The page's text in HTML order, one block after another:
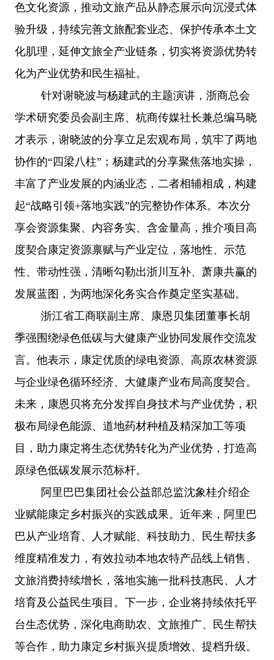
色文化资源，推动文旅产品从静态展示向沉浸式体
验升级，持续完善文旅配套业态、保护传承本土文
化肌理，延伸文旅全产业链条，切实将资源优势转
化为产业优势和民生福祉。
针对谢晓波与杨建武的主题演讲，浙商总会
学术研究委员会副主席、杭商传媒社长兼总编马晓
才表示，谢晓波的分享立足宏观布局，筑牢了两地
协作的“四梁八柱”；杨建武的分享聚焦落地实操，
丰富了产业发展的内涵业态，二者相辅相成，构建
起“战略引领+落地实践”的完整协作体系。本次分
享会资源集聚、内容务实、含金量高，推介项目高
度契合康定资源禀赋与产业定位，落地性、示范
性、带动性强，清晰勾勒出浙川互补、萧康共赢的
发展蓝图，为两地深化务实合作奠定坚实基础。
浙江省工商联副主席、康恩贝集团董事长胡
季强围绕绿色低碳与大健康产业协同发展作交流发
言。他表示，康定优质的绿电资源、高原农林资源
与企业绿色循环经济、大健康产业布局高度契合。
未来，康恩贝将充分发挥自身技术与产业优势，积
极布局绿色能源、道地药材种植及精深加工等项
目，助力康定将生态优势转化为产业优势，打造高
原绿色低碳发展示范标杆。
阿里巴巴集团社会公益部总监沈象桂介绍企
业赋能康定乡村振兴的实践成果。近年来，阿里巴
巴从产业培育、人才赋能、科技助力、民生帮扶多
维度精准发力，有效拉动本地农特产品线上销售、
文旅消费持续增长，落地实施一批科技惠民、人才
培育及公益民生项目。下一步，企业将持续依托平
台生态优势，深化电商助农、文旅推广、民生帮扶
等合作，助力康定乡村振兴提质增效、提档升级。